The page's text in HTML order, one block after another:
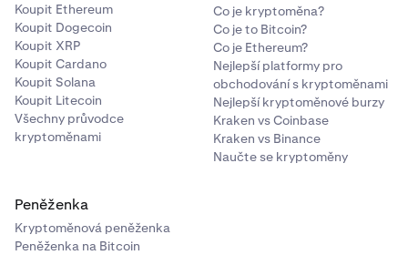
Koupit Ethereum
Koupit Dogecoin
Koupit XRP
Koupit Cardano
Koupit Solana
Koupit Litecoin
Všechny průvodce
kryptoměnami
Co je kryptoměna?
Co je to Bitcoin?
Co je Ethereum?
Nejlepší platformy pro
obchodování s kryptoměnami
Nejlepší kryptoměnové burzy
Kraken vs Coinbase
Kraken vs Binance
Naučte se kryptoměny
Peněženka
Kryptoměnová peněženka
Peněženka na Bitcoin